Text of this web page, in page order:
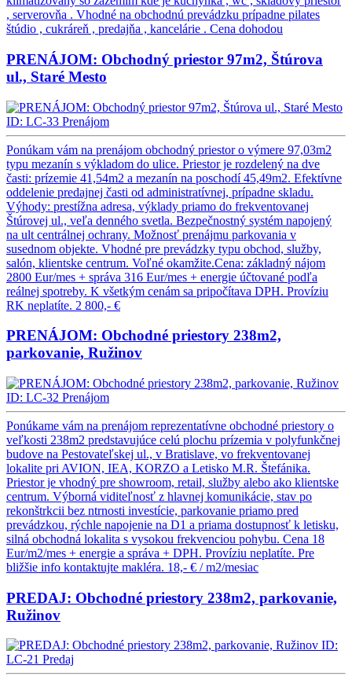
, serverovňa . Vhodné na obchodnú prevádzku prípadne pilates
štúdio , cukráreň , predajňa , kancelárie . Cena dohodou
PRENÁJOM: Obchodný priestor 97m2, Štúrova
ul., Staré Mesto
ID: LC-33 Prenájom
Ponúkam vám na prenájom obchodný priestor o výmere 97,03m2
typu mezanín s výkladom do ulice. Priestor je rozdelený na dve
časti: prízemie 41,54m2 a mezanín na poschodí 45,49m2. Efektívne
oddelenie predajnej časti od administratívnej, prípadne skladu.
Výhody: prestížna adresa, výklady priamo do frekventovanej
Štúrovej ul., veľa denného svetla. Bezpečnostný systém napojený
na ult centrálnej ochrany. Možnosť prenájmu parkovania v
susednom objekte. Vhodné pre prevádzky typu obchod, služby,
salón, klientske centrum. Voľné okamžite.Cena: základný nájom
2800 Eur/mes + správa 316 Eur/mes + energie účtované podľa
reálnej spotreby. K všetkým cenám sa pripočítava DPH. Províziu
RK neplatíte. 2 800,- €
PRENÁJOM: Obchodné priestory 238m2,
parkovanie, Ružinov
ID: LC-32 Prenájom
Ponúkame vám na prenájom reprezentatívne obchodné priestory o
veľkosti 238m2 predstavujúce celú plochu prízemia v polyfunkčnej
budove na Pestovateľskej ul., v Bratislave, vo frekventovanej
lokalite pri AVION, IEA, KORZO a Letisko M.R. Štefánika.
Priestor je vhodný pre showroom, retail, služby alebo ako klientske
centrum. Výborná viditeľnosť z hlavnej komunikácie, stav po
rekonštrkcii bez ntrnosti investície, parkovanie priamo pred
prevádzkou, rýchle napojenie na D1 a priama dostupnosť k letisku,
silná obchodná lokalita s vysokou frekvenciou pohybu. Cena 18
Eur/m2/mes + energie a správa + DPH. Províziu neplatíte. Pre
bližšie info kontaktujte makléra. 18,- € / m2/mesiac
PREDAJ: Obchodné priestory 238m2, parkovanie,
Ružinov
ID:
LC-21 Predaj